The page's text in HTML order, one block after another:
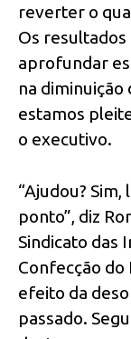
reverter o
Os
aprofundar
na diminuição
estamos
o executivo.
“Ajudou?
ponto”, diz
Sindicato das
Confecção do
efeito da
passado.